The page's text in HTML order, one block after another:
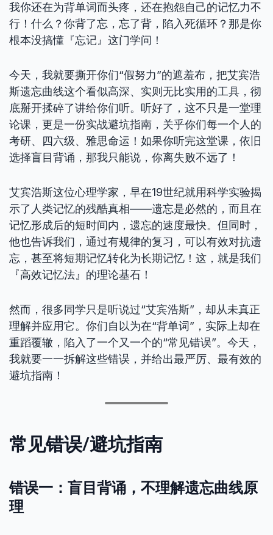
我你还在为背单词而头疼，还在抱怨自己的记忆力不
行！什么？你背了忘，忘了背，陷入死循环？那是你
根本没搞懂『忘记』这门学问！
今天，我就要撕开你们“假努力”的遮羞布，把艾宾浩
斯遗忘曲线这个看似高深、实则无比实用的工具，彻
底掰开揉碎了讲给你们听。听好了，这不只是一堂理
论课，更是一份实战避坑指南，关乎你们每一个人的
考研、四六级、雅思命运！如果你听完这堂课，依旧
选择盲目背诵，那我只能说，你离失败不远了！
艾宾浩斯这位心理学家，早在19世纪就用科学实验揭
示了人类记忆的残酷真相——遗忘是必然的，而且在
记忆形成后的短时间内，遗忘的速度最快。但同时，
他也告诉我们，通过有规律的复习，可以有效对抗遗
忘，甚至将短期记忆转化为长期记忆！这，就是我们
『高效记忆法』的理论基石！
然而，很多同学只是听说过“艾宾浩斯”，却从未真正
理解并应用它。你们自以为在“背单词”，实际上却在
重蹈覆辙，陷入了一个又一个的“常见错误”。今天，
我就要一一拆解这些错误，并给出最严厉、最有效的
避坑指南！
常见错误/避坑指南
错误一：盲目背诵，不理解遗忘曲线原
理